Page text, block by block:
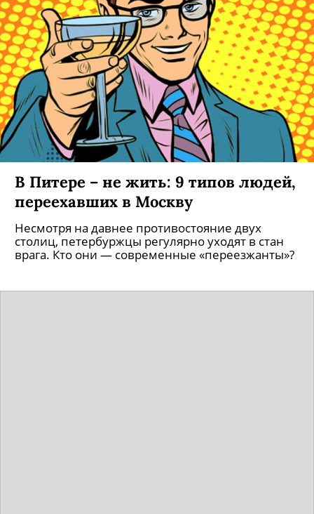
В Питере – не жить: 9 типов людей,
переехавших в Москву
Несмотря на давнее противостояние двух
столиц, петербуржцы регулярно уходят в стан
врага. Кто они — современные «переезжанты»?